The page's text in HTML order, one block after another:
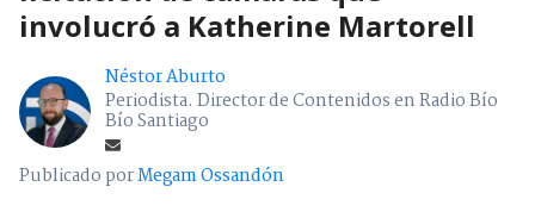
involucró a Katherine Martorell
Néstor Aburto
Periodista. Director de Contenidos en Radio Bío
Bío Santiago
Publicado porMegam Ossandón